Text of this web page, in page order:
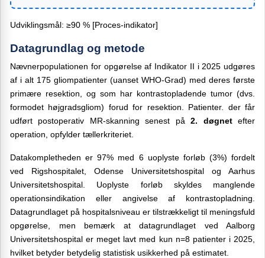
Udviklingsmål: ≥90 % [Proces-indikator]
Datagrundlag og metode
Nævnerpopulationen for opgørelse af Indikator II i 2025 udgøres
af i alt 175 gliompatienter (uanset WHO-Grad) med deres første
primære resektion, og som har kontrastopladende tumor (dvs.
formodet højgradsgliom) forud for resektion. Patienter. der får
udført postoperativ MR-skanning senest på2. døgnetefter
operation, opfylder tællerkriteriet.
Datakompletheden er 97% med 6 uoplyste forløb (3%) fordelt
ved Rigshospitalet, Odense Universitetshospital og Aarhus
Universitetshospital. Uoplyste forløb skyldes manglende
operationsindikation eller angivelse af kontrastopladning.
Datagrundlaget på hospitalsniveau er tilstrækkeligt til meningsfuld
opgørelse, men bemærk at datagrundlaget ved Aalborg
Universitetshospital er meget lavt med kun n=8 patienter i 2025,
hvilket betyder betydelig statistisk usikkerhed på estimatet.